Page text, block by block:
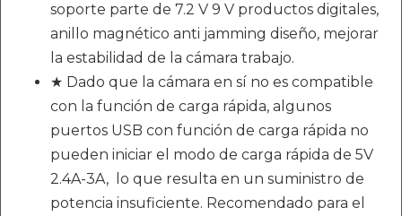
soporte parte de 7.2 V 9 V productos digitales,
anillo magnético anti jamming diseño, mejorar
la estabilidad de la cámara trabajo.
★ Dado que la cámara en sí no es compatible
con la función de carga rápida, algunos
puertos USB con función de carga rápida no
pueden iniciar el modo de carga rápida de 5V
2.4A-3A, lo que resulta en un suministro de
potencia insuficiente. Recomendado para el